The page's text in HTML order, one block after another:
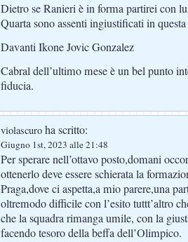
Dietro se Ranieri è in forma partirei con
Quarta sono assenti ingiustificati in
Davanti Ikone Jovic Gonzalez
Cabral dell’ultimo mese è un bel punto
fiducia.
violascuro ha scritto:
Giugno 1st, 2023 alle 21:48
Per sperare nell’ottavo posto,domani
ottenerlo deve essere schierata la
Praga,dove ci aspetta,a mio parere,una
oltremodo difficile con l’esito tuttt’altro
che la squadra rimanga umile, con la
facendo tesoro della beffa dell’Olimpico.